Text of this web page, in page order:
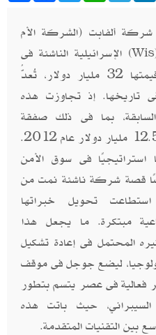
ألفابت (الشركة الأم
Wis) الإسرائيلية الناشئة فى
الأمن السيبراني، التى بلغت قيمتها 32 مليار دولار، تُعدُّ
تاريخها. إذ تجاوزت هذه
بما فى ذلك صفقة
"موتورولا" التى بلغت قيمتها 12.5 مليار دولار عام 2012.
فى سوق الأمن
قصة شركة ناشئة نمت من
تحويل خبراتها
مبتكرة. ما يجعل هذا
المحتمل فى إعادة تشكيل
ليضع جوجل فى موقف
فعالية فى عصر يتسم بتطور
حيث باتت هذه
بين التقنيات المتقدمة.